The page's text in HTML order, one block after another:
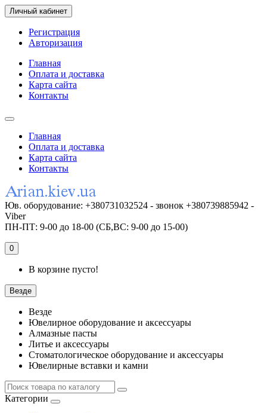
Личный кабинет
Регистрация
Авторизация
Главная
Оплата и доставка
Карта сайта
Контакты
Главная
Оплата и доставка
Карта сайта
Контакты
Юв. оборудование: +380731032524 - звонок +380739885942 -
Viber
ПН-ПТ: 9-00 до 18-00 (СБ,ВС: 9-00 до 15-00)
0
В корзине пусто!
Везде
Везде
Ювелирное оборудование и аксессуары
Алмазные пасты
Литье и аксессуары
Стоматологическое оборудование и аксессуары
Ювелирные вставки и камни
Категории